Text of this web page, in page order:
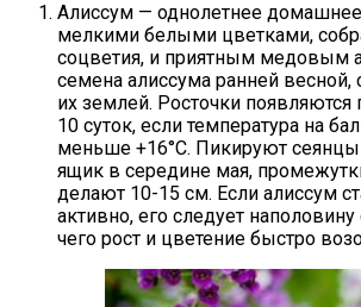
Алиссум — однолетнее домашнее
мелкими белыми цветками,
соцветия, и приятным медовым
семена алиссума ранней весной,
их землей. Росточки появляются
10 суток, если температура на
меньше +16°С. Пикируют
ящик в середине мая,
делают 10-15 см. Если алиссум
активно, его следует наполовину
чего рост и цветение быстро